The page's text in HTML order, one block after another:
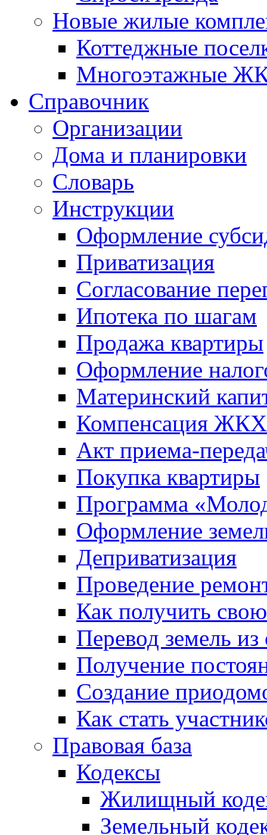
Новые жилые
Коттеджные
Многоэтажные
Справочник
Организации
Дома и планировки
Словарь
Инструкции
Оформление
Приватизация
Согласование
Ипотека по шагам
Продажа квартиры
Оформление
Материнский
Компенсация ЖКХ
Акт приема-
Покупка квартиры
Программа
Оформление
Деприватизация
Проведение
Как получить
Перевод земель
Получение
Создание
Как стать
Правовая база
Кодексы
Жилищный
Земельный